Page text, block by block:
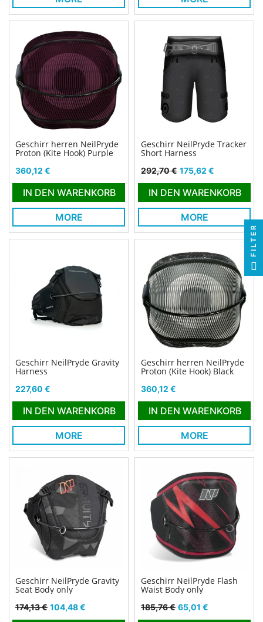
Geschirr herren NeilPryde
Proton (Kite Hook) Purple
Preis
360,12 €
IN DEN WARENKORB
MORE
Geschirr NeilPryde Tracker
Short Harness
Verkaufspreis
292,70 € Preis
175,62 €
IN DEN WARENKORB
MORE
Geschirr NeilPryde Gravity
Harness
Preis
227,60 €
IN DEN WARENKORB
MORE
Geschirr herren NeilPryde
Proton (Kite Hook) Black
Preis
360,12 €
IN DEN WARENKORB
MORE
Geschirr NeilPryde Gravity
Seat Body only
Verkaufspreis
174,13 € Preis
104,48 €
Geschirr NeilPryde Flash
Waist Body only
Verkaufspreis
185,76 € Preis
65,01 €
FILTER